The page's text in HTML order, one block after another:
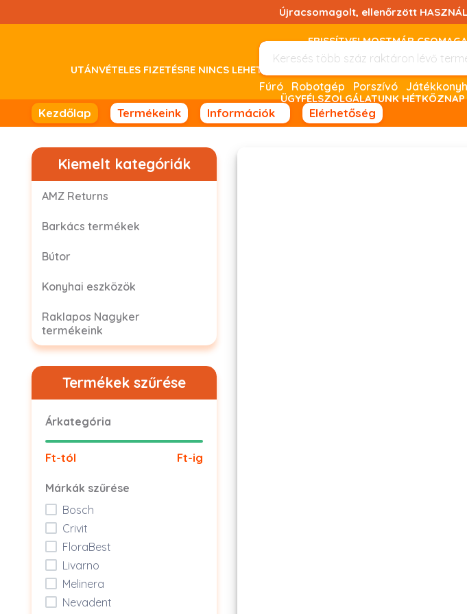
a
Újracsomagolt, ellenőrzött
FRISSÍTVE! MOSTMÁR
UTÁNVÉTELES FIZETÉSRE NINCS LEHETŐSÉG! FIZETNI ONLINE
ÜGYFÉLSZOLGÁLATUNK
Fúró Robotgép Porszívó
Kezdőlap Termékeink Információk Elérhetőség
Kiemelt kategóriák
AMZ Returns
Barkács termékek
Bútor
Konyhai eszközök
Raklapos Nagyker
termékeink
Termékek szűrése
Árkategória
Ft-tól Ft-ig
Márkák szűrése
Bosch
Crivit
FloraBest
Livarno
Melinera
Nevadent